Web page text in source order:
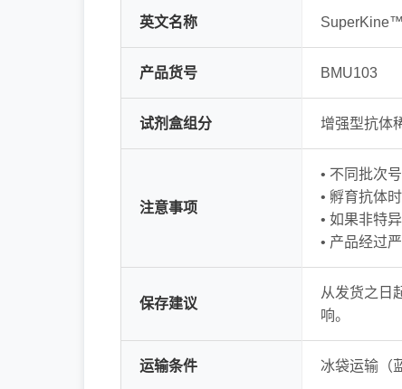
英文名称
产品货号 BMU103
试剂盒组分 增强型抗体
注意事项
• 不同批次
• 孵育抗体
• 如果非特
• 产品经过
保存建议
从发货之日
响。
运输条件 冰袋运输（